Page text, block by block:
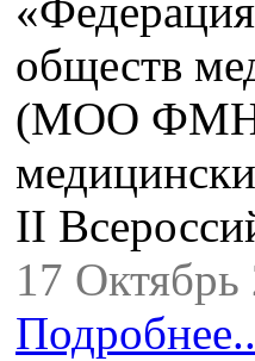
обществ
(МОО
II
17 Октябрь